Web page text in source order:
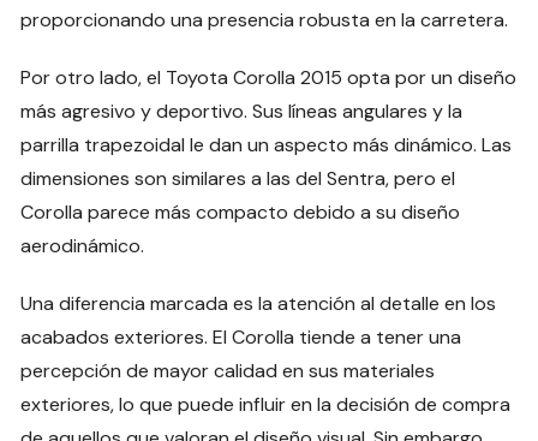
proporcionando una presencia robusta en la carretera.
Por otro lado, el Toyota Corolla 2015 opta por un diseño
más agresivo y deportivo. Sus líneas angulares y la
parrilla trapezoidal le dan un aspecto más dinámico. Las
dimensiones son similares a las del Sentra, pero el
Corolla parece más compacto debido a su diseño
aerodinámico.
Una diferencia marcada es la atención al detalle en los
acabados exteriores. El Corolla tiende a tener una
percepción de mayor calidad en sus materiales
exteriores, lo que puede influir en la decisión de compra